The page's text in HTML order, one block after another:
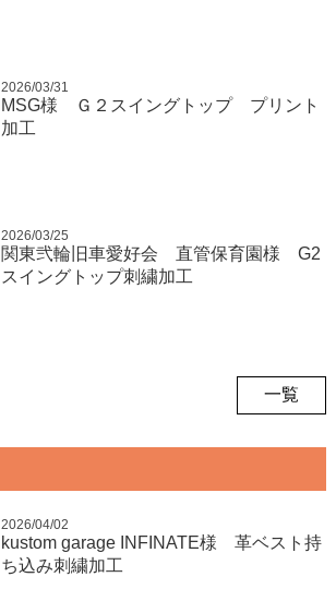
2026/03/31
MSG様 Ｇ２スイングトップ プリント
加工
2026/03/25
関東弐輪旧車愛好会 直管保育園様 G2
スイングトップ刺繍加工
一覧
2026/04/02
kustom garage INFINATE様 革ベスト持
ち込み刺繍加工